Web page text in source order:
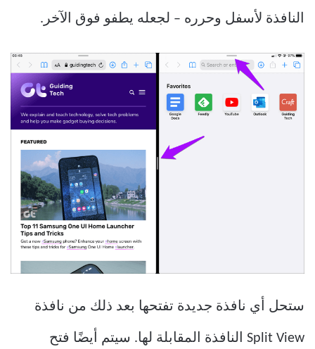
النافذة لأسفل وحرره – لجعله يطفو فوق الآخر.
ستحل أي نافذة جديدة تفتحها بعد ذلك من نافذة
Split View النافذة المقابلة لها. سيتم أيضًا فتح